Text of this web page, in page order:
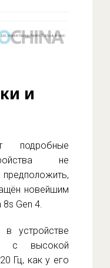
и
подробные
не
новейшим
Gen 4.
в устройстве
с высокой
Гц, как у его